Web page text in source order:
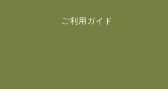
ご利用ガイド